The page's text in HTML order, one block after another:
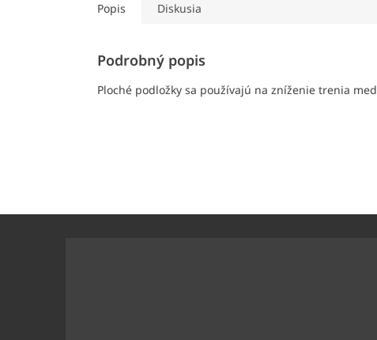
Popis Diskusia
Podrobný popis
Ploché podložky sa používajú na zníženie trenia